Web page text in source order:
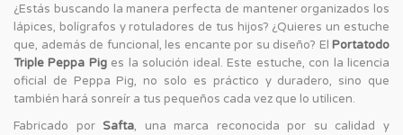
¿Estás buscando la manera perfecta de mantener organizados los
lápices, bolígrafos y rotuladores de tus hijos? ¿Quieres un estuche
que, además de funcional, les encante por su diseño? El Portatodo
Triple Peppa Piges la solución ideal. Este estuche, con la licencia
oficial de Peppa Pig, no solo es práctico y duradero, sino que
también hará sonreír a tus pequeños cada vez que lo utilicen.
Fabricado por Safta, una marca reconocida por su calidad y